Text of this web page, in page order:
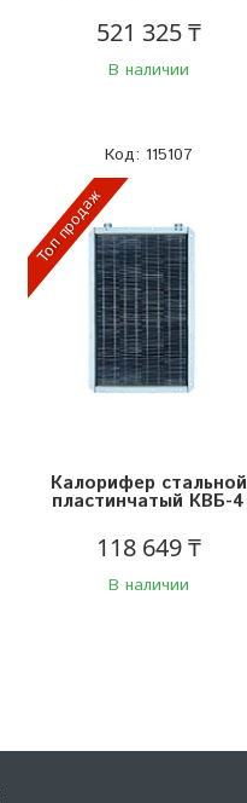
521 325 ₸
В наличии
115107
Топ продаж
Калорифер стальной
пластинчатый КВБ-4
118 649 ₸
В наличии